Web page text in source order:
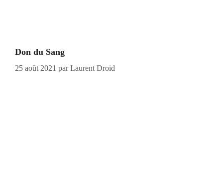
Don du Sang
25 août 2021 parLaurent Droid